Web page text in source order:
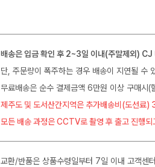
배송은 입금 확인 후 2~3일 이내(주말제외) CJ
단, 주문량이 폭주하는 경우 배송이 지연될 수
무료배송은 순수 결제금액 6만원 이상 구매시
제주도 및 도서산간지역은 추가배송비(도선료
모든 배송 과정은 CCTV로 촬영 후 출고 진행
교환/반품은 상품수령일부터 7일 이내 고객센